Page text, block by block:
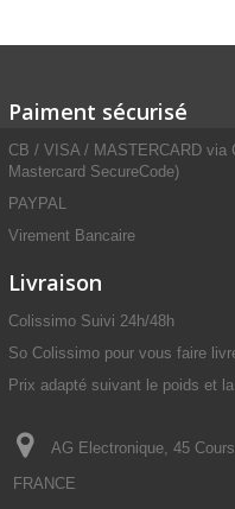
Paiment sécurisé
CB / VISA / MASTERCARD via
Mastercard SecureCode)
PAYPAL
Virement Bancaire
Livraison
Colissimo Suivi 24h/48h
So Colissimo pour vous faire
Prix adapté suivant le poids et
AG Electronique, 45
FRANCE